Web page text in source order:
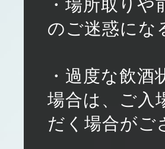
・場所取り
のご迷惑にな
・過度な飲
場合は、ご入
だく場合がご